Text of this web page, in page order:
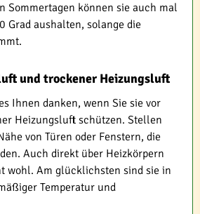
Sommertagen können sie auch mal
Grad aushalten, solange die
und trockener Heizungsluft
Ihnen danken, wenn Sie sie vor
Heizungsluft schützen. Stellen
von Türen oder Fenstern, die
Auch direkt über Heizkörpern
wohl. Am glücklichsten sind sie in
Temperatur und